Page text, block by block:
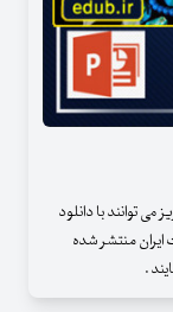
توانند با دانلود
ایران منتشر شده
.